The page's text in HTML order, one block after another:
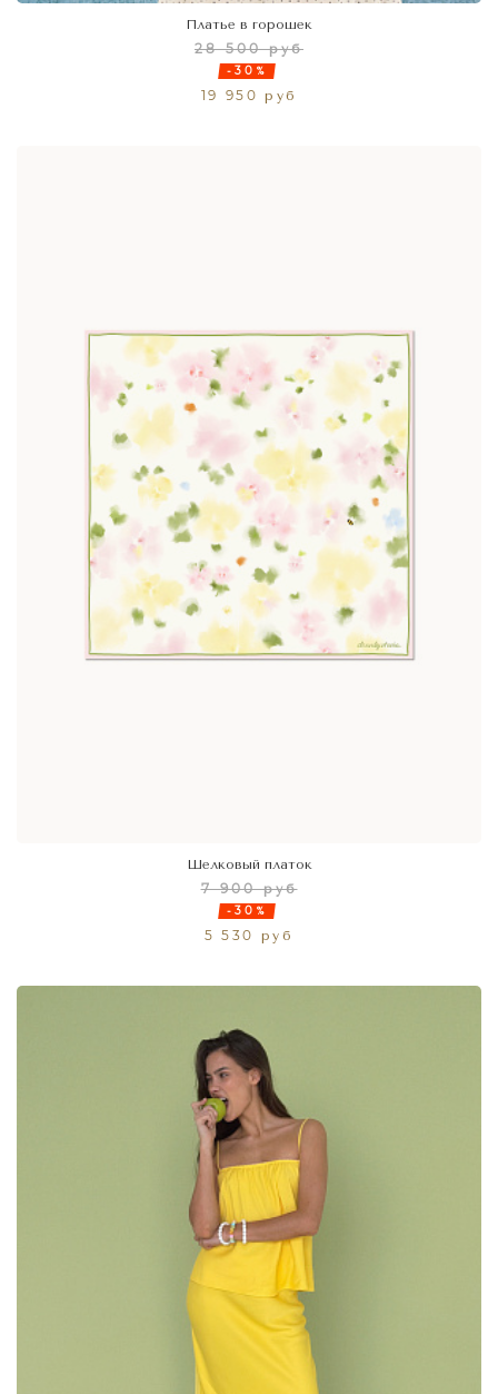
Платье в горошек
28 500 руб
-30%
19 950 руб
Шелковый платок
7 900 руб
-30%
5 530 руб